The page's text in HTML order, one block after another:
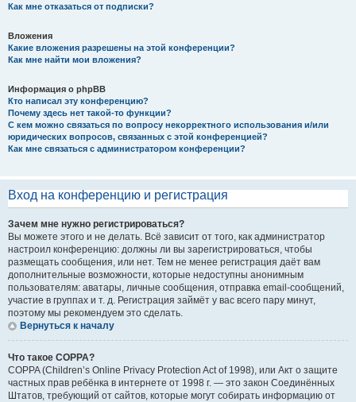
Как мне отказаться от подписки?
Вложения
Какие вложения разрешены на этой конференции?
Как мне найти мои вложения?
Информация о phpBB
Кто написал эту конференцию?
Почему здесь нет такой-то функции?
С кем можно связаться по вопросу некорректного использования и/или
юридических вопросов, связанных с этой конференцией?
Как мне связаться с администратором конференции?
Вход на конференцию и регистрация
Зачем мне нужно регистрироваться?
Вы можете этого и не делать. Всё зависит от того, как администратор
настроил конференцию: должны ли вы зарегистрироваться, чтобы
размещать сообщения, или нет. Тем не менее регистрация даёт вам
дополнительные возможности, которые недоступны анонимным
пользователям: аватары, личные сообщения, отправка email-сообщений,
участие в группах и т. д. Регистрация займёт у вас всего пару минут,
поэтому мы рекомендуем это сделать.
Вернуться к началу
Что такое COPPA?
COPPA (Children’s Online Privacy Protection Act of 1998), или Акт о защите
частных прав ребёнка в интернете от 1998 г. — это закон Соединённых
Штатов, требующий от сайтов, которые могут собирать информацию от